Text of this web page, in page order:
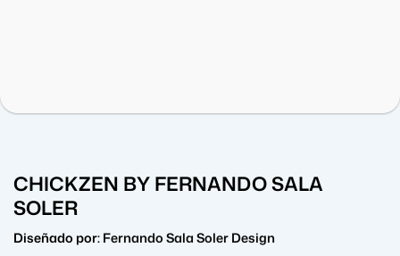
CHICKZEN BY FERNANDO SALA
SOLER
Diseñado por:Fernando Sala Soler Design